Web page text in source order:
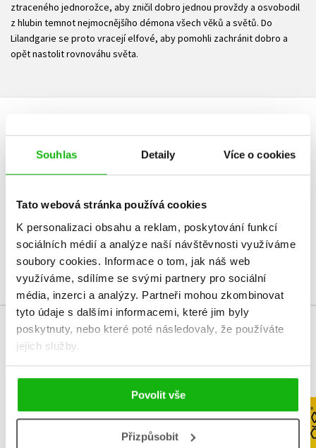
Souhlas Detaily Více o cookies
Tato webová stránka používá cookies
K personalizaci obsahu a reklam, poskytování funkcí
sociálních médií a analýze naší návštěvnosti využíváme
soubory cookies. Informace o tom, jak náš web
využíváme, sdílíme se svými partnery pro sociální
média, inzerci a analýzy. Partneři mohou zkombinovat
tyto údaje s dalšími informacemi, které jim byly
poskytnuty, nebo které poté následovaly, že používáte
jejich služby.
Povolit vše
Přizpůsobit
ztraceného jednorožce, aby zničil dobro jednou provždy a osvobodil
z hlubin temnot nejmocnějšího démona všech věků a světů. Do
Lilandgarie se proto vracejí elfové, aby pomohli zachránit dobro a
opět nastolit rovnováhu světa.
HODNOCENÍ ČTENÁŘŮ
Vaše hodnocení
Uživatelskou recenzi mohou vkládat pouze registrovaní uživatelé
Přihlásit
MOHLO BY VÁS TAKÉ ZAJÍMAT
NARNIE – komplet
1.-7.díl – box
Na skok
-